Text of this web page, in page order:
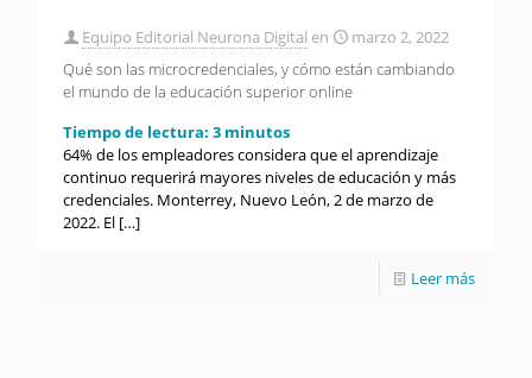
Equipo Editorial Neurona Digital en
marzo 2, 2022
Qué son las microcredenciales, y cómo están cambiando
el mundo de la educación superior online
Tiempo de lectura: 3 minutos
64% de los empleadores considera que el aprendizaje
continuo requerirá mayores niveles de educación y más
credenciales. Monterrey, Nuevo León, 2 de marzo de
2022. El […]
Leer más